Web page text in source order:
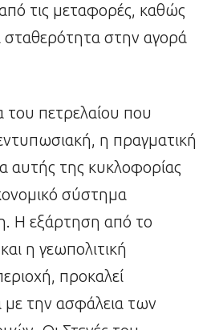
τις μεταφορές, καθώς
σταθερότητα στην αγορά
του πετρελαίου που
η πραγματική
αυτής της κυκλοφορίας
σύστημα
Η εξάρτηση από το
η γεωπολιτική
προκαλεί
με την ασφάλεια των